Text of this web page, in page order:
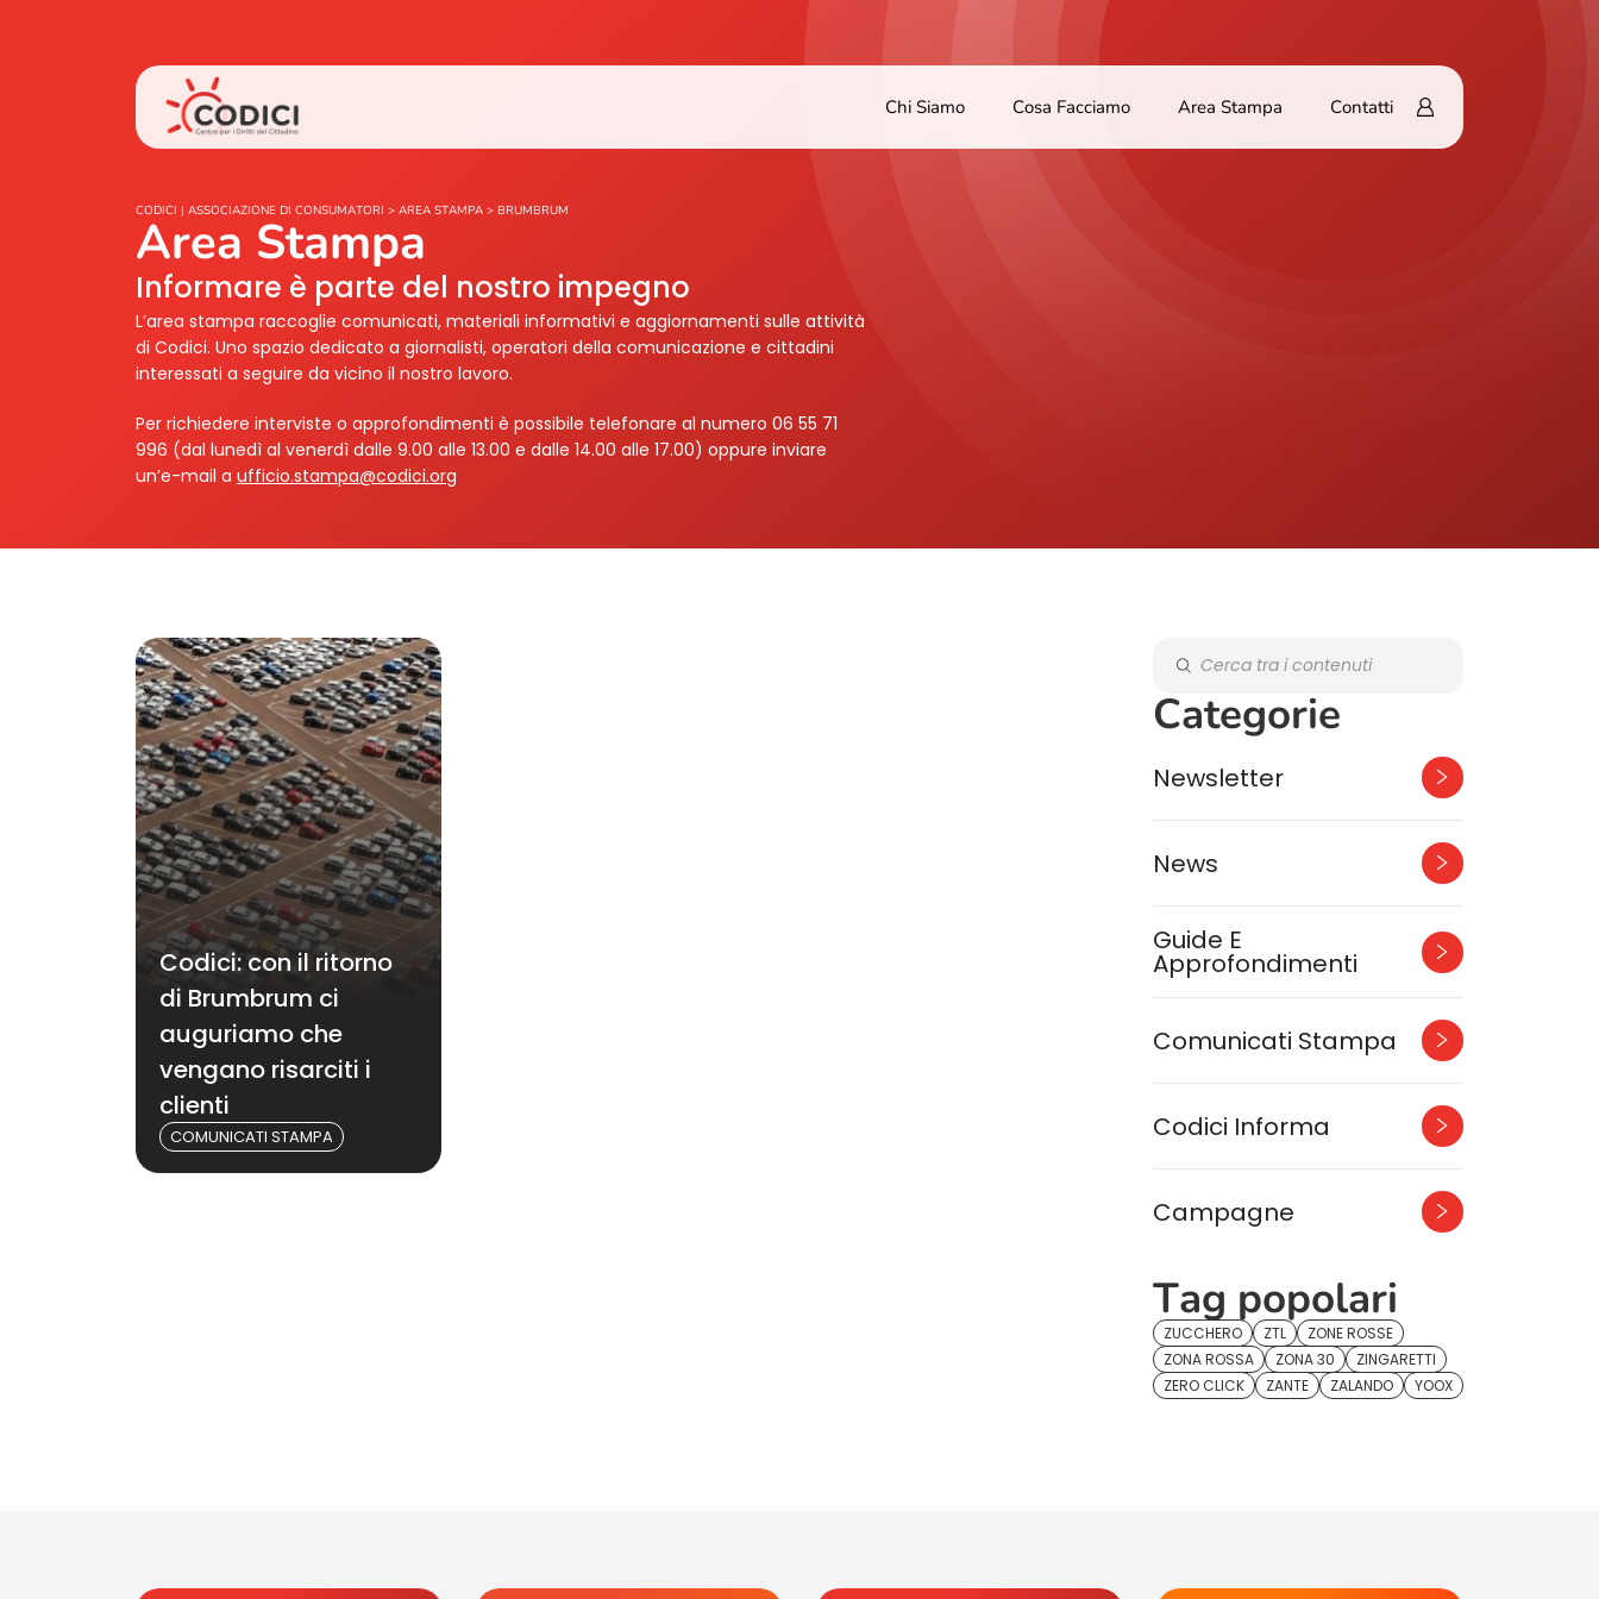
Chi Siamo Cosa Facciamo Area Stampa Contatti
CODICI | ASSOCIAZIONE DI CONSUMATORI > AREA STAMPA > BRUMBRUM
Area Stampa
Informare è parte del nostro impegno
L’area stampa raccoglie comunicati, materiali informativi e aggiornamenti sulle attività
di Codici. Uno spazio dedicato a giornalisti, operatori della comunicazione e cittadini
interessati a seguire da vicino il nostro lavoro.
Per richiedere interviste o approfondimenti è possibile telefonare al numero 06 55 71
996 (dal lunedì al venerdì dalle 9.00 alle 13.00 e dalle 14.00 alle 17.00) oppure inviare
un’e-mail a ufficio.stampa@codici.org
Codici: con il ritorno
di Brumbrum ci
auguriamo che
vengano risarciti i
clienti
COMUNICATI STAMPA
Categorie
Newsletter
News
Guide E
Approfondimenti
Comunicati Stampa
Codici Informa
Campagne
Tag popolari
ZUCCHERO ZTL
ZONE ROSSE
ZONA ROSSA
ZONA 30
ZINGARETTI
ZERO CLICK
ZANTE ZALANDO YOOX